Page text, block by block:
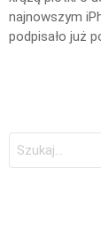
najnowszym
podpisało już